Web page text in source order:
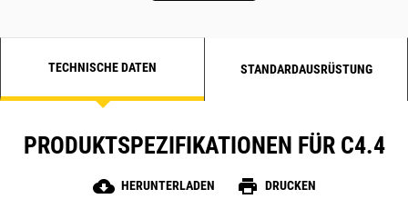
TECHNISCHE DATEN STANDARDAUSRÜSTUNG
PRODUKTSPEZIFIKATIONEN FÜR C4.4
cloud_download HERUNTERLADEN print DRUCKEN